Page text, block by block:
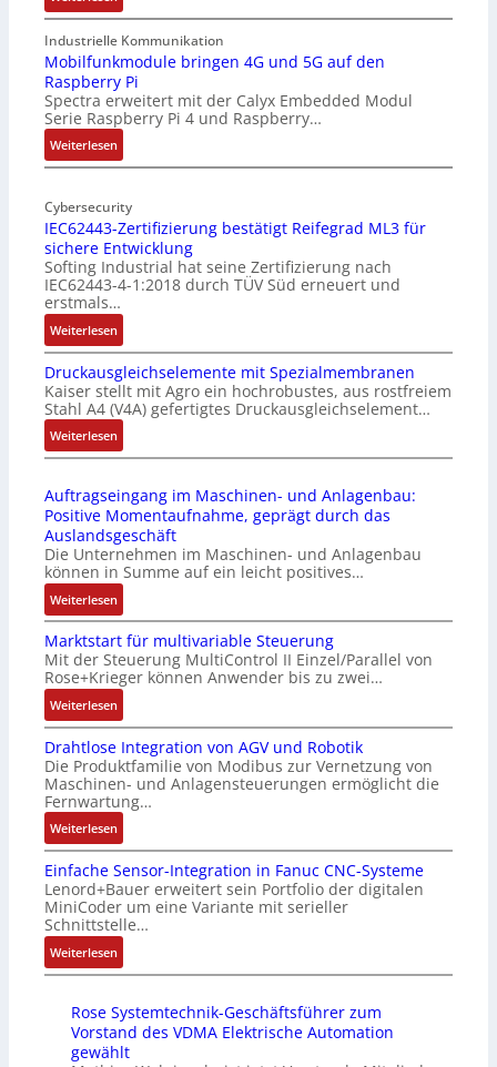
1
9
-
Z
o
l
l
-
n
d
u
s
t
r
i
e
-
P
C
l
ä
s
t
s
i
c
h
f
l
e
x
i
b
e
l
f
ü
r
i
e
A
n
w
n
d
u
Industrielle Kommunikation
Mobilfunkmodule bringen 4G und 5G auf den
Raspberry Pi
Spectra erweitert mit der Calyx Embedded Modul
Serie Raspberry Pi 4 und Raspberry…
Weiterlesen:
M
b
i
l
f
u
n
k
m
o
d
u
l
e
r
i
n
g
e
n
G
u
n
d
5
G
a
u
d
n
R
a
p
e
r
r
Cybersecurity
IEC62443-Zertifizierung bestätigt Reifegrad ML3 für
sichere Entwicklung
Softing Industrial hat seine Zertifizierung nach
IEC62443-4-1:2018 durch TÜV Süd erneuert und
erstmals…
Weiterlesen:
I
E
6
2
4
3
-
Z
e
r
t
i
f
i
z
i
e
u
n
g
b
e
s
t
ä
t
i
R
e
Druckausgleichselemente mit Spezialmembranen
Kaiser stellt mit Agro ein hochrobustes, aus rostfreiem
Stahl A4 (V4A) gefertigtes Druckausgleichselement…
Weiterlesen:
D
u
c
k
a
u
s
g
l
e
i
c
h
e
l
e
m
e
n
t
e
m
i
S
p
e
Auftragseingang im Maschinen- und Anlagenbau:
Positive Momentaufnahme, geprägt durch das
Auslandsgeschäft
Die Unternehmen im Maschinen- und Anlagenbau
können in Summe auf ein leicht positives…
Weiterlesen:
A
u
f
t
r
a
g
s
e
i
n
g
a
n
g
i
m
M
s
c
h
Marktstart für multivariable Steuerung
Mit der Steuerung MultiControl II Einzel/Parallel von
Rose+Krieger können Anwender bis zu zwei…
Weiterlesen:
M
a
r
k
t
s
t
a
r
t
f
ü
r
u
l
t
Drahtlose Integration von AGV und Robotik
Die Produktfamilie von Modibus zur Vernetzung von
Maschinen- und Anlagensteuerungen ermöglicht die
Fernwartung…
Weiterlesen:
D
r
a
h
t
l
o
e
I
n
Einfache Sensor-Integration in Fanuc CNC-Systeme
Lenord+Bauer erweitert sein Portfolio der digitalen
MiniCoder um eine Variante mit serieller
Schnittstelle…
Weiterlesen:
E
n
f
a
Rose Systemtechnik-Geschäftsführer zum
Vorstand des VDMA Elektrische Automation
gewählt